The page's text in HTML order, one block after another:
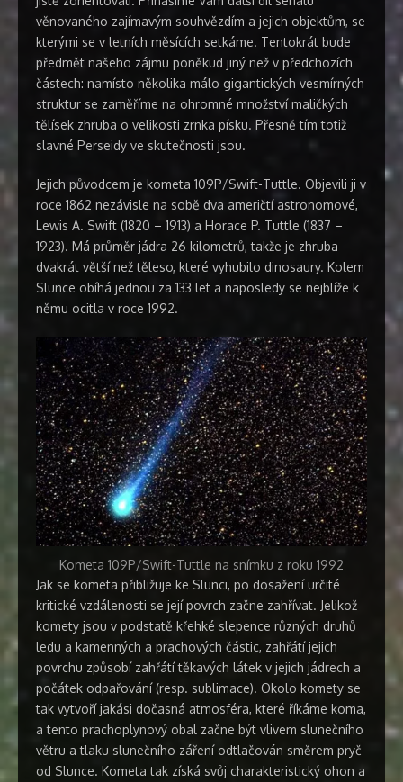
věnovaného zajímavým souhvězdím a jejich objektům, se
kterými se v letních měsících setkáme. Tentokrát bude
předmět našeho zájmu poněkud jiný než v předchozích
částech: namísto několika málo gigantických vesmírných
struktur se zaměříme na ohromné množství maličkých
tělísek zhruba o velikosti zrnka písku. Přesně tím totiž
slavné Perseidy ve skutečnosti jsou.
Jejich původcem je kometa 109P/Swift-Tuttle. Objevili ji v
roce 1862 nezávisle na sobě dva američtí astronomové,
Lewis A. Swift (1820 – 1913) a Horace P. Tuttle (1837 –
1923). Má průměr jádra 26 kilometrů, takže je zhruba
dvakrát větší než těleso, které vyhubilo dinosaury. Kolem
Slunce obíhá jednou za 133 let a naposledy se nejblíže k
němu ocitla v roce 1992.
Kometa 109P/Swift-Tuttle na snímku z roku 1992
Jak se kometa přibližuje ke Slunci, po dosažení určité
kritické vzdálenosti se její povrch začne zahřívat. Jelikož
komety jsou v podstatě křehké slepence různých druhů
ledu a kamenných a prachových částic, zahřátí jejich
povrchu způsobí zahřátí těkavých látek v jejich jádrech a
počátek odpařování (resp. sublimace). Okolo komety se
tak vytvoří jakási dočasná atmosféra, které říkáme koma,
a tento prachoplynový obal začne být vlivem slunečního
větru a tlaku slunečního záření odtlačován směrem pryč
od Slunce. Kometa tak získá svůj charakteristický ohon a